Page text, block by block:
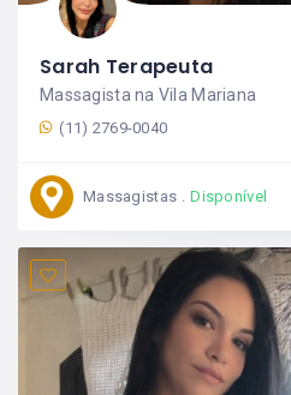
Sarah Terapeuta
Massagista na Vila Mariana
(11) 2769-0040
Massagistas Disponível